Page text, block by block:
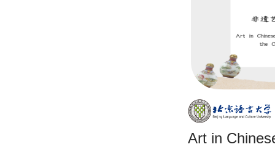
Art in